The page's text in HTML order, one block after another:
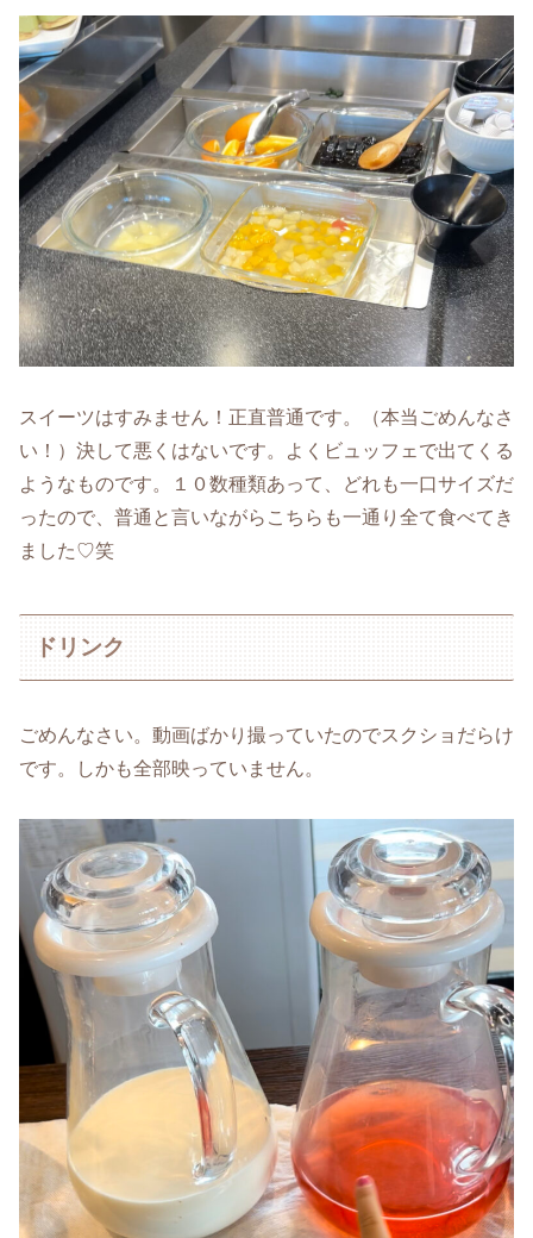
スイーツはすみません！正直普通です。（本当ごめんなさ
い！）決して悪くはないです。よくビュッフェで出てくる
ようなものです。１０数種類あって、どれも一口サイズだ
ったので、普通と言いながらこちらも一通り全て食べてき
ました♡笑
ドリンク
ごめんなさい。動画ばかり撮っていたのでスクショだらけ
です。しかも全部映っていません。